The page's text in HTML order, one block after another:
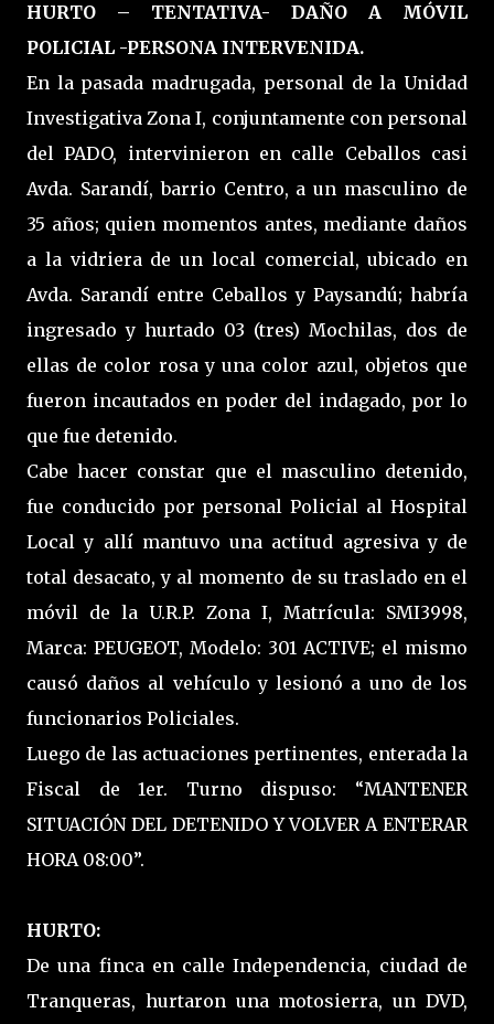
HURTO – TENTATIVA- DAÑO A MÓVIL
POLICIAL -PERSONA INTERVENIDA.
En la pasada madrugada, personal de la Unidad
Investigativa Zona I, conjuntamente con personal
del PADO, intervinieron en calle Ceballos casi
Avda. Sarandí, barrio Centro, a un masculino de
35 años; quien momentos antes, mediante daños
a la vidriera de un local comercial, ubicado en
Avda. Sarandí entre Ceballos y Paysandú; habría
ingresado y hurtado 03 (tres) Mochilas, dos de
ellas de color rosa y una color azul, objetos que
fueron incautados en poder del indagado, por lo
que fue detenido.
Cabe hacer constar que el masculino detenido,
fue conducido por personal Policial al Hospital
Local y allí mantuvo una actitud agresiva y de
total desacato, y al momento de su traslado en el
móvil de la U.R.P. Zona I, Matrícula: SMI3998,
Marca: PEUGEOT, Modelo: 301 ACTIVE; el mismo
causó daños al vehículo y lesionó a uno de los
funcionarios Policiales.
Luego de las actuaciones pertinentes, enterada la
Fiscal de 1er. Turno dispuso: “MANTENER
SITUACIÓN DEL DETENIDO Y VOLVER A ENTERAR
HORA 08:00”.
HURTO:
De una finca en calle Independencia, ciudad de
Tranqueras, hurtaron una motosierra, un DVD,